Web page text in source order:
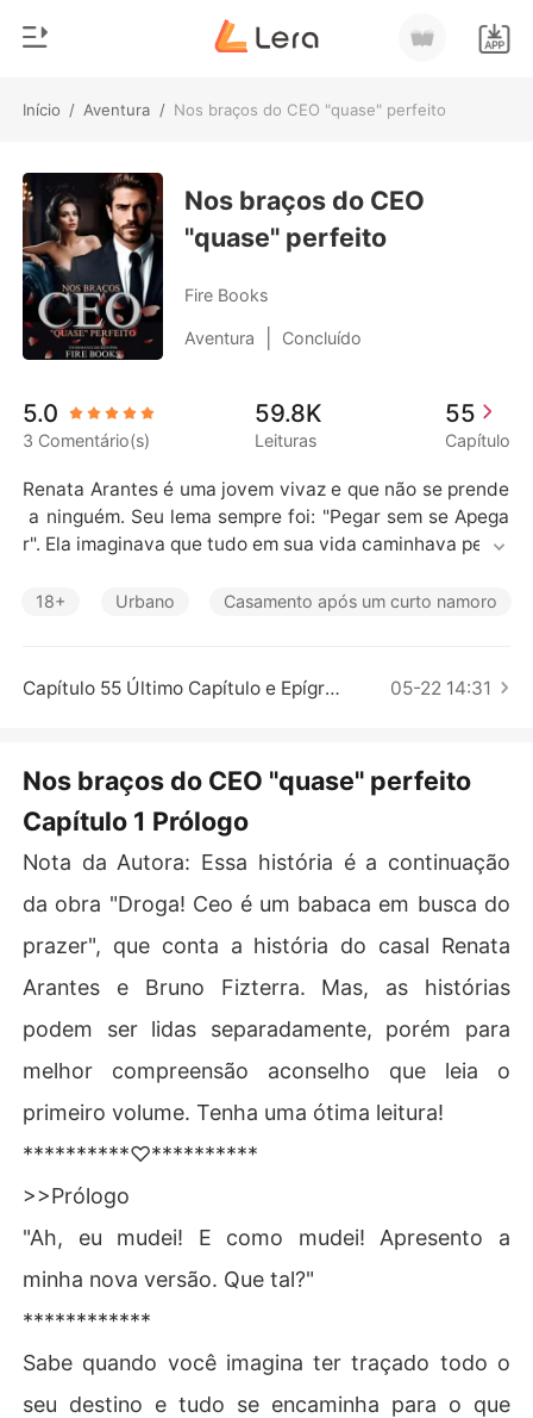
Início / Aventura / Nos braços do CEO "quase" perfeito
Loja
Histórico
Sair
Baixar App
Gênero
Moderno
Lobisomem
Contos
Bilionários
Contos Curtos
Nos braços do CEO
"quase" perfeito
Fire Books
Aventura Concluído
5.0
3 Comentário(s)
59.8K
Leituras
55
Capítulo
Renata Arantes é uma jovem vivaz e que não se prende
a ninguém. Seu lema sempre foi: "Pegar sem se Apega
r". Ela imaginava que tudo em sua vida caminhava perfe
ma nova proposta de emprego que se faz necessário m
xiste espaço para romances, mas se algum dia chegar a
acontecer, será com uma mulher linda e principalmente,
acredita ser o certo.
Ela é uma louca que só busca sucesso profissional e um
a boa foda.
mundo através do seu trabalho e que odeia futilidades.
******************
18+ Urbano Casamento após um curto namoro
Capítulo 55 Último Capítulo e Epígrafe 05-22 14:31
Nos braços do CEO "quase" perfeito
Capítulo 1 Prólogo
Nota da Autora: Essa história é a continuação
da obra "Droga! Ceo é um babaca em busca do
prazer", que conta a história do casal Renata
Arantes e Bruno Fizterra. Mas, as histórias
podem ser lidas separadamente, porém para
melhor compreensão aconselho que leia o
primeiro volume. Tenha uma ótima leitura!
**********♡**********
>>Prólogo
"Ah, eu mudei! E como mudei! Apresento a
minha nova versão. Que tal?"
************
Sabe quando você imagina ter traçado todo o
seu destino e tudo se encaminha para o que